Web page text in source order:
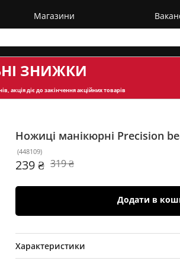
Магазини
ЗНИЖКИ
акція діє до закінчення акційних товарів
Ножиці манікюрні Precision
(448109)
239 ₴ 319 ₴
Додати в
Характеристики